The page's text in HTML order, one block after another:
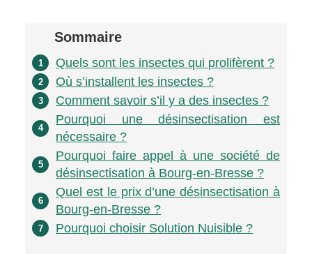
Sommaire
1 Quels sont les insectes qui prolifèrent ?
2 Où s’installent les insectes ?
3 Comment savoir s’il y a des insectes ?
4
Pourquoi une désinsectisation est
nécessaire ?
5
Pourquoi faire appel à une société de
désinsectisation à Bourg-en-Bresse ?
6
Quel est le prix d’une désinsectisation à
Bourg-en-Bresse ?
7 Pourquoi choisir Solution Nuisible ?